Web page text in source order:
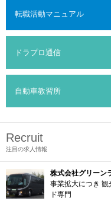
転職活動マニュアル
ドラプロ通信
自動車教習所
Recruit
注目の求人情報
株式会社グリーン
事業拡大につき
ド専門